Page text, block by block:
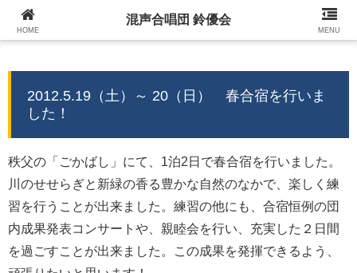
混声合唱団 鈴優会 公式ウェブサイト
2012.5.19（土）～ 20（日） 春合宿を行いま
した！
秩父の「ごかばし」にて、1泊2日で春合宿を行いました。
川のせせらぎと新緑の香る豊かな自然のなかで、楽しく練
習を行うことが出来ました。練習の他にも、合宿恒例の団
内成果発表コンサートや、親睦会を行い、充実した２日間
を過ごすことが出来ました。この成果を発揮できるよう、
HOME
混声合唱団 鈴優会
MENU